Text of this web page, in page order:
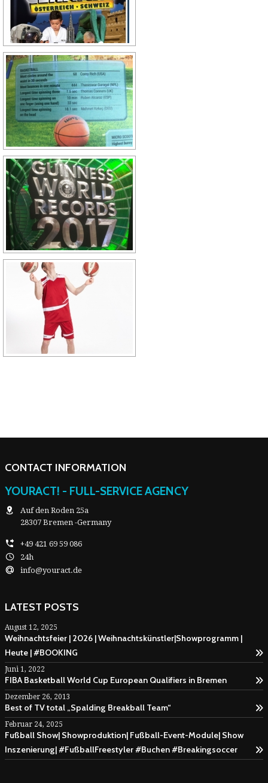
CONTACT INFORMATION
YOURACT! - FULL-SERVICE AGENCY
Auf den Roden 25a
28307 Bremen -Germany
+49 421 69 59 086
24h
info@youract.de
LATEST POSTS
August 12, 2025
Weihnachtsfeier | 2026 | Weihnachtskünstler|Showprogramm |
Heute | #BOOKING
Juni 1, 2022
FIBA Basketball World Cup European Qualifiers in Bremen
Dezember 26, 2013
Best of TV total „Spalding Breakball Team“
Februar 24, 2025
Fußball Show| Showproduktion| Fußball-Event-Module| Show
Inszenierung| #FußballFreestyler #Buchen #Breakingsoccer